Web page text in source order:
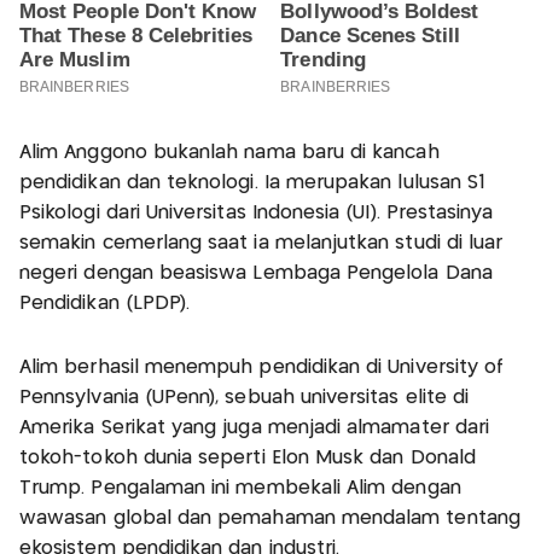
Alim Anggono bukanlah nama baru di kancah
pendidikan dan teknologi. Ia merupakan lulusan S1
Psikologi dari Universitas Indonesia (UI). Prestasinya
semakin cemerlang saat ia melanjutkan studi di luar
negeri dengan beasiswa Lembaga Pengelola Dana
Pendidikan (LPDP).
Alim berhasil menempuh pendidikan di University of
Pennsylvania (UPenn), sebuah universitas elite di
Amerika Serikat yang juga menjadi almamater dari
tokoh-tokoh dunia seperti Elon Musk dan Donald
Trump. Pengalaman ini membekali Alim dengan
wawasan global dan pemahaman mendalam tentang
ekosistem pendidikan dan industri.